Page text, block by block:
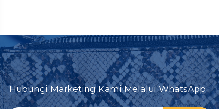
Hubungi Marketing Kami Melalui WhatsApp :